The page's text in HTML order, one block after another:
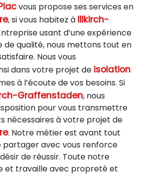
vous propose ses services en
, si vous habitez à Illkirch-
usant d’une expérience
de qualité, nous mettons tout en
Nous vous
dans votre projet de isolation
à l’écoute de vos besoins. Si
Graffenstaden, nous
pour vous transmettre
nécessaires à votre projet de
. Notre métier est avant tout
partager avec vous renforce
de réussir. Toute notre
et travaille avec propreté et